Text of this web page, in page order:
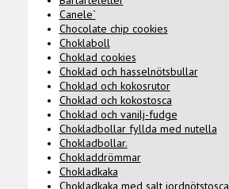
Canele`
Chocolate chip cookies
Choklaboll
Choklad cookies
Choklad och hasselnötsbullar
Choklad och kokosrutor
Choklad och kokostosca
Choklad och vanilj-fudge
Chokladbollar fyllda med nutella
Chokladbollar.
Chokladdrömmar
Chokladkaka
Chokladkaka med salt jordnötstosca